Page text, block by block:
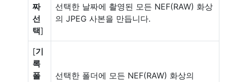
짜
선
택]
선택한 날짜에 촬영된 모든 NEF(RAW) 화상
의 JPEG 사본을 만듭니다.
[기
록
폴
선택한 폴더에 모든 NEF(RAW) 화상의